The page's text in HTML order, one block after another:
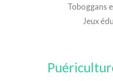
Toboggans
Jeux